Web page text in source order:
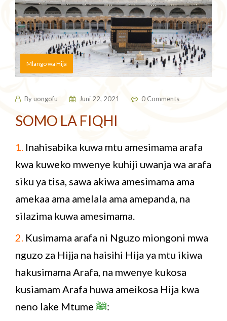
Mlango wa Hija
Byuongofu Juni 22, 2021 0 Comments
SOMO LA FIQHI
1. Inahisabika kuwa mtu amesimama arafa
kwa kuweko mwenye kuhiji uwanja wa arafa
siku ya tisa, sawa akiwa amesimama ama
amekaa ama amelala ama amepanda, na
silazima kuwa amesimama.
2. Kusimama arafa ni Nguzo miongoni mwa
nguzo za Hijja na haisihi Hija ya mtu ikiwa
hakusimama Arafa, na mwenye kukosa
kusiamam Arafa huwa ameikosa Hija kwa
neno lake Mtume ﷺ: